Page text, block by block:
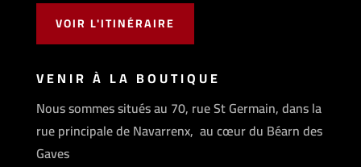
VOIR L'ITINÉRAIRE
VENIR À LA BOUTIQUE
Nous sommes situés au 70, rue St Germain, dans la
rue principale de Navarrenx, au cœur du Béarn des
Gaves